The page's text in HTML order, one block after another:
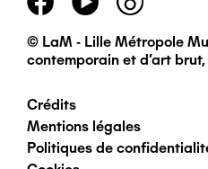
principal
© LaM - Lille Métropole
contemporain et d'art brut,
Pied
Crédits
Mentions légales
Politiques de